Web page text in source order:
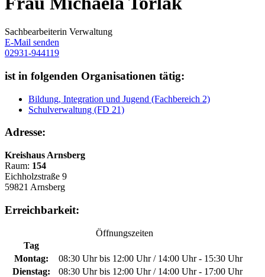
Sachbearbeiterin Verwaltung
E-Mail senden
02931-944119
ist in folgenden Organisationen tätig:
Bildung, Integration und Jugend (Fachbereich 2)
Schulverwaltung (FD 21)
Adresse:
Kreishaus Arnsberg
Raum: 154
Eichholzstraße 9
59821 Arnsberg
Erreichbarkeit:
Öffnungszeiten
Tag
Montag:
08:30 Uhr bis 12:00 Uhr / 14:00 Uhr - 15:30 Uhr
Dienstag:
08:30 Uhr bis 12:00 Uhr / 14:00 Uhr - 17:00 Uhr